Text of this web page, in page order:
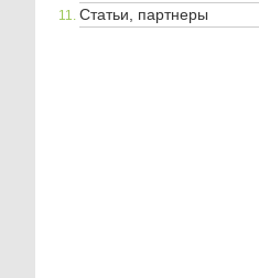
Статьи, партнеры